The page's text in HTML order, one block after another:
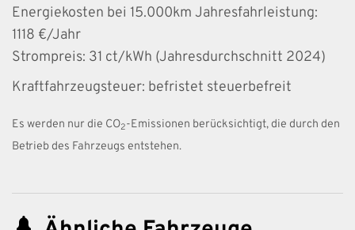
Energiekosten bei 15.000km Jahresfahrleistung:
1118 €/Jahr
Strompreis: 31 ct/kWh (Jahresdurchschnitt 2024)
Kraftfahrzeugsteuer: befristet steuerbefreit
Es werden nur die CO2-Emissionen berücksichtigt, die durch den
Betrieb des Fahrzeugs entstehen.